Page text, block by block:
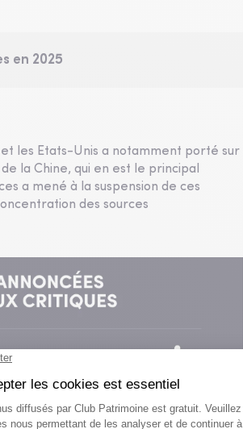
en 2025
les Etats-Unis a notamment porté sur
la Chine, qui en est le principal
a mené à la suspension de ces
des sources